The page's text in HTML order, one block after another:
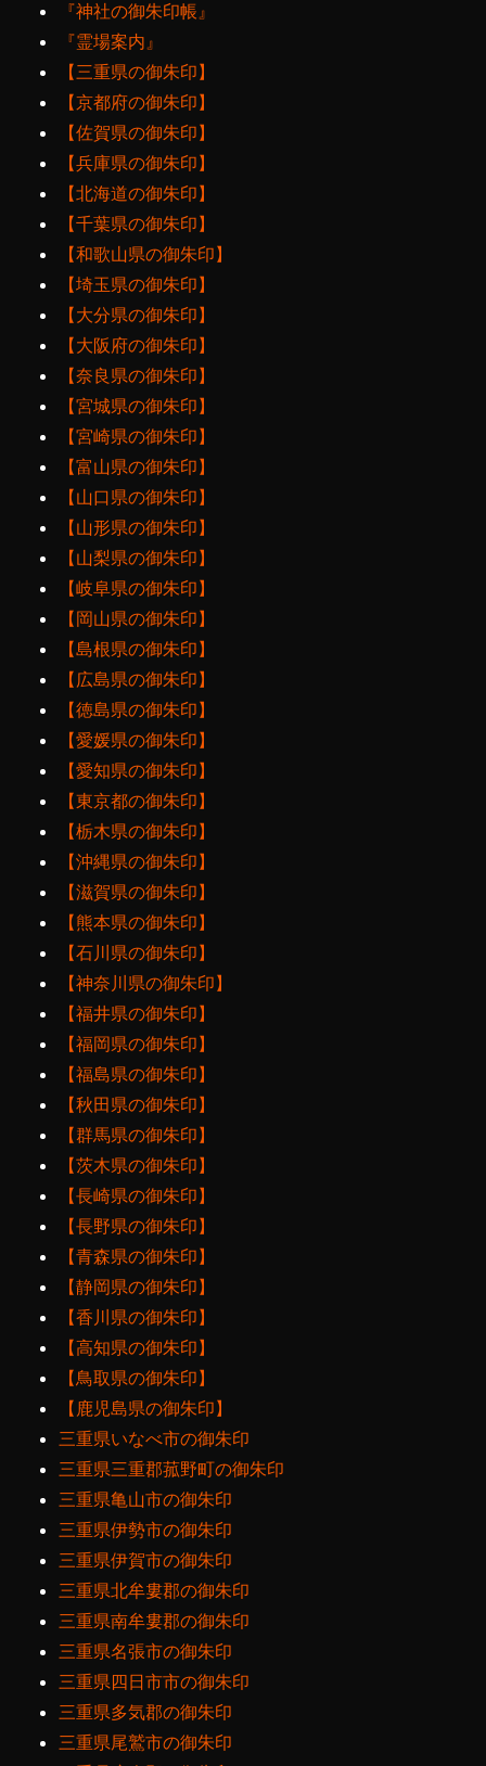
『神社の御朱印帳』
『霊場案内』
【三重県の御朱印】
【京都府の御朱印】
【佐賀県の御朱印】
【兵庫県の御朱印】
【北海道の御朱印】
【千葉県の御朱印】
【和歌山県の御朱印】
【埼玉県の御朱印】
【大分県の御朱印】
【大阪府の御朱印】
【奈良県の御朱印】
【宮城県の御朱印】
【宮崎県の御朱印】
【富山県の御朱印】
【山口県の御朱印】
【山形県の御朱印】
【山梨県の御朱印】
【岐阜県の御朱印】
【岡山県の御朱印】
【島根県の御朱印】
【広島県の御朱印】
【徳島県の御朱印】
【愛媛県の御朱印】
【愛知県の御朱印】
【東京都の御朱印】
【栃木県の御朱印】
【沖縄県の御朱印】
【滋賀県の御朱印】
【熊本県の御朱印】
【石川県の御朱印】
【神奈川県の御朱印】
【福井県の御朱印】
【福岡県の御朱印】
【福島県の御朱印】
【秋田県の御朱印】
【群馬県の御朱印】
【茨木県の御朱印】
【長崎県の御朱印】
【長野県の御朱印】
【青森県の御朱印】
【静岡県の御朱印】
【香川県の御朱印】
【高知県の御朱印】
【鳥取県の御朱印】
【鹿児島県の御朱印】
三重県いなべ市の御朱印
三重県三重郡菰野町の御朱印
三重県亀山市の御朱印
三重県伊勢市の御朱印
三重県伊賀市の御朱印
三重県北牟婁郡の御朱印
三重県南牟婁郡の御朱印
三重県名張市の御朱印
三重県四日市市の御朱印
三重県多気郡の御朱印
三重県尾鷲市の御朱印